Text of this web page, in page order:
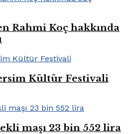
Rahmi Koç hakkında
Kültür Festivali
maşı 23 bin 552 lira